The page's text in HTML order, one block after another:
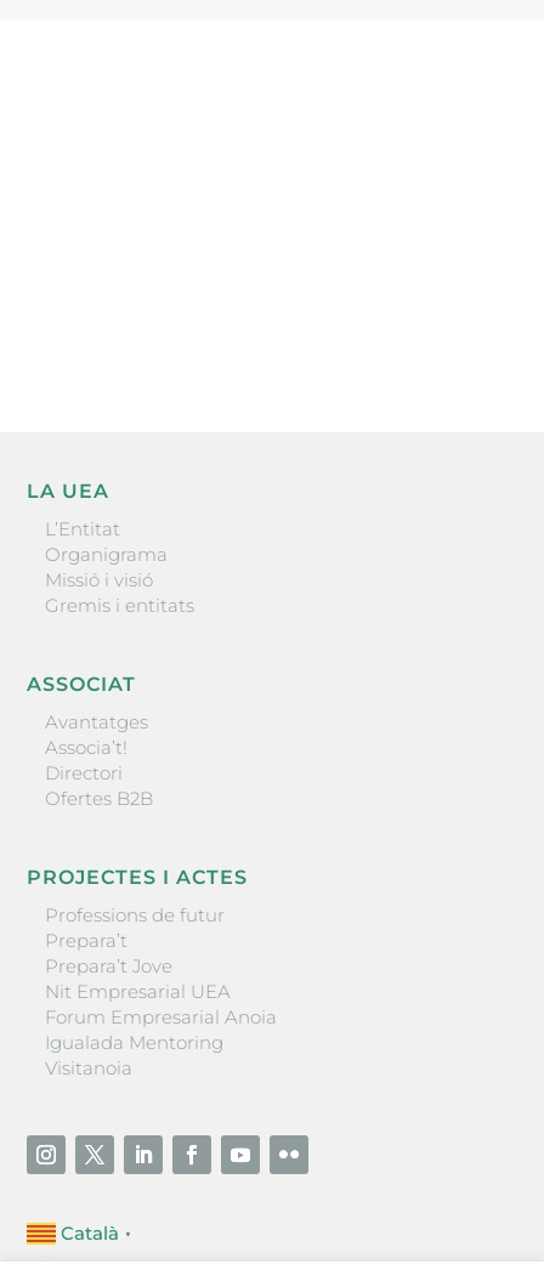
LA UEA
L’Entitat
Organigrama
Missió i visió
Gremis i entitats
ASSOCIAT
Avantatges
Associa’t!
Directori
Ofertes B2B
PROJECTES I ACTES
Professions de futur
Prepara’t
Prepara’t Jove
Nit Empresarial UEA
Forum Empresarial Anoia
Igualada Mentoring
Visitanoia
Català ▼